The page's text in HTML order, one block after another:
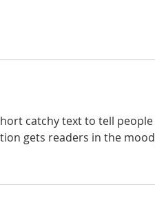
catchy text to tell
gets readers in the